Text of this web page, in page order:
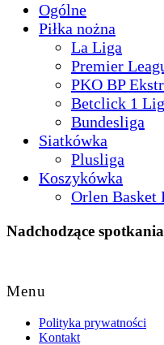
Ogólne
Piłka nożna
La Liga
Premier
PKO BP
Betclick 1
Bundesliga
Siatkówka
Plusliga
Koszykówka
Orlen Basket
Nadchodzące spotkania
to
Top
Menu
Polityka prywatności
Kontakt